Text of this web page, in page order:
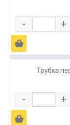
- +
Ä
Трубка
- +
Ä